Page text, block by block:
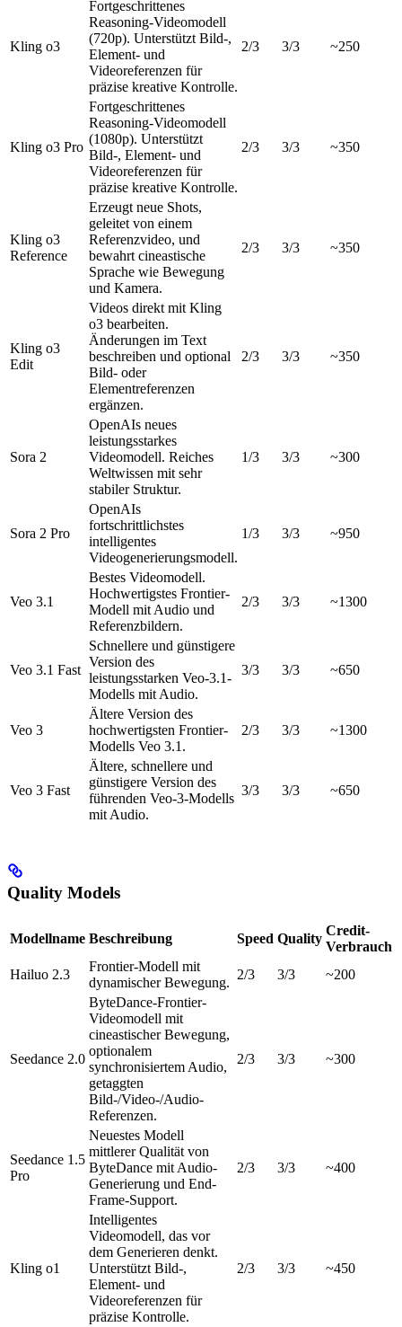
Kling o3
Fortgeschrittenes
Reasoning-Videomodell
(720p). Unterstützt Bild-,
Element- und
Videoreferenzen für
präzise kreative Kontrolle.
2/3 3/3 ~250
Kling o3 Pro
Fortgeschrittenes
Reasoning-Videomodell
(1080p). Unterstützt
Bild-, Element- und
Videoreferenzen für
präzise kreative Kontrolle.
2/3 3/3 ~350
Kling o3
Reference
Erzeugt neue Shots,
geleitet von einem
Referenzvideo, und
bewahrt cineastische
Sprache wie Bewegung
und Kamera.
2/3 3/3 ~350
Kling o3
Edit
Videos direkt mit Kling
o3 bearbeiten.
Änderungen im Text
beschreiben und optional
Bild- oder
Elementreferenzen
ergänzen.
2/3 3/3 ~350
Sora 2
OpenAIs neues
leistungsstarkes
Videomodell. Reiches
Weltwissen mit sehr
stabiler Struktur.
1/3 3/3 ~300
Sora 2 Pro
OpenAIs
fortschrittlichstes
intelligentes
Videogenerierungsmodell.
1/3 3/3 ~950
Veo 3.1
Bestes Videomodell.
Hochwertigstes Frontier-
Modell mit Audio und
Referenzbildern.
2/3 3/3 ~1300
Veo 3.1 Fast
Schnellere und günstigere
Version des
leistungsstarken Veo-3.1-
Modells mit Audio.
3/3 3/3 ~650
Veo 3
Ältere Version des
hochwertigsten Frontier-
Modells Veo 3.1.
2/3 3/3 ~1300
Veo 3 Fast
Ältere, schnellere und
günstigere Version des
führenden Veo-3-Modells
mit Audio.
3/3 3/3 ~650
Quality Models
Modellname Beschreibung Speed Quality
Credit-
Verbrauch
Hailuo 2.3
Frontier-Modell mit
dynamischer Bewegung.
2/3 3/3 ~200
Seedance 2.0
ByteDance-Frontier-
Videomodell mit
cineastischer Bewegung,
optionalem
synchronisiertem Audio,
getaggten
Bild-/Video-/Audio-
Referenzen.
2/3 3/3 ~300
Seedance 1.5
Pro
Neuestes Modell
mittlerer Qualität von
ByteDance mit Audio-
Generierung und End-
Frame-Support.
2/3 3/3 ~400
Kling o1
Intelligentes
Videomodell, das vor
dem Generieren denkt.
Unterstützt Bild-,
Element- und
Videoreferenzen für
präzise Kontrolle.
2/3 3/3 ~450